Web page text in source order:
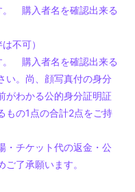
。 購入者名を確認出来る
不可）
。 購入者名を確認出来る
い。尚、顔写真付の身分
がわかる公的身分証明証
もの1点の合計2点をご持
・チケット代の返金・公
了承願います。